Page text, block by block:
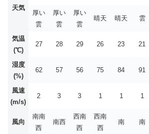
天気
厚い
雲
厚い
雲
厚い
雲
晴天 晴天 雲
気温
(℃)
27 28 29 26 23 21
湿度
(%)
62 57 56 75 84 91
風速
(m/s)
2 3 3 1 1 1
風向
南南
西
南西
西南
西
西南
西
南 南